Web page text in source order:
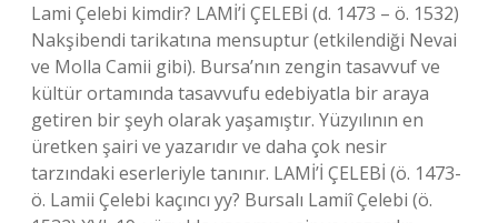
Lami Çelebi kimdir? LAMİ’İ ÇELEBİ (d. 1473 – ö. 1532)
Nakşibendi tarikatına mensuptur (etkilendiği Nevai
ve Molla Camii gibi). Bursa’nın zengin tasavvuf ve
kültür ortamında tasavvufu edebiyatla bir araya
getiren bir şeyh olarak yaşamıştır. Yüzyılının en
üretken şairi ve yazarıdır ve daha çok nesir
tarzındaki eserleriyle tanınır. LAMİ’İ ÇELEBİ (ö. 1473-
ö. Lamii Çelebi kaçıncı yy? Bursalı Lamiî Çelebi (ö.